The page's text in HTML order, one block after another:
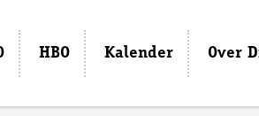
HBO Kalender Over